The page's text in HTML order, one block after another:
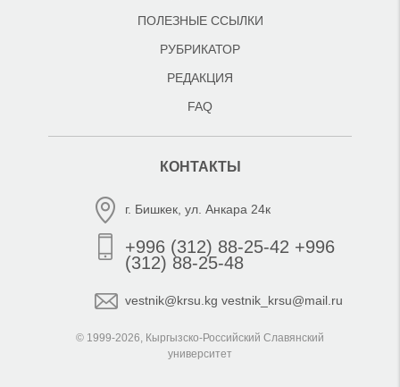
ПОЛЕЗНЫЕ ССЫЛКИ
РУБРИКАТОР
РЕДАКЦИЯ
FAQ
КОНТАКТЫ
г. Бишкек, ул. Анкара 24к
+996 (312) 88-25-42 +996
(312) 88-25-48
vestnik@krsu.kg vestnik_krsu@mail.ru
© 1999-2026, Кыргызско-Российский Славянский
университет